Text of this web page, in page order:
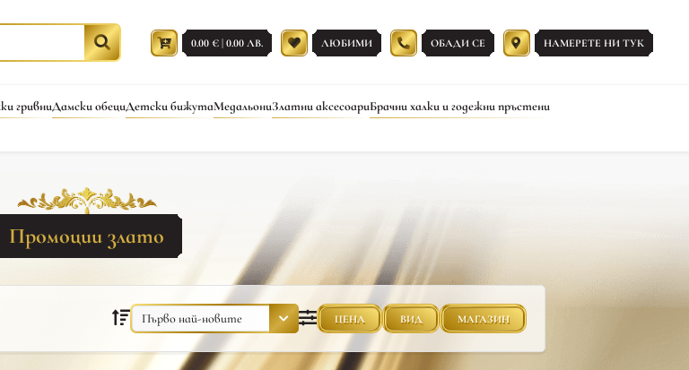
0.00 € | 0.00 ЛВ. ЛЮБИМИ ОБАДИ СЕ НАМЕРЕТЕ НИ ТУК
гривниДамски обециДетски бижутаМедальониЗлатни аксесоариБрачни халки и годежни пръстени
Промоции злато
ЦЕНА ВИД МАГАЗИН